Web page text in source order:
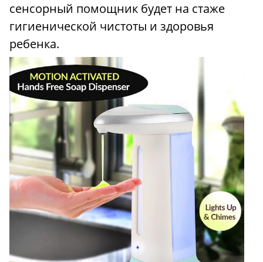
сенсорный помощник будет на стаже
гигиенической чистоты и здоровья
ребенка.